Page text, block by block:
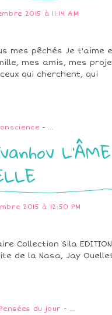
2015 à 11:14 AM
mes pêchés Je t'aime
mes amis, mes
qui cherchent, qui
- …
L'ÂME
2015 à 12:50 PM
Collection Sila
de la Nasa, Jay
du jour - …